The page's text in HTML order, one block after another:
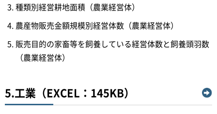
種類別経営耕地面積（農業経営体）
農産物販売金額規模別経営体数（農業経営体）
販売目的の家畜等を飼養している経営体数と飼養頭羽数
（農業経営体）
5.工業（EXCEL：145KB）